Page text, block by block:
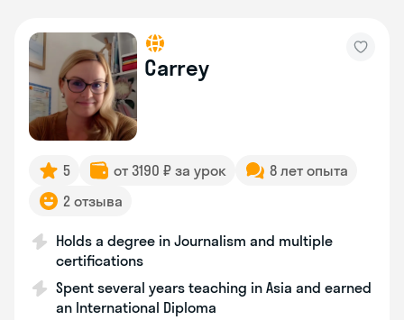
Carrey
5 от 3190 ₽ за урок
8 лет опыта
2 отзыва
Holds a degree in Journalism and multiple
certifications
Spent several years teaching in Asia and earned
an International Diploma